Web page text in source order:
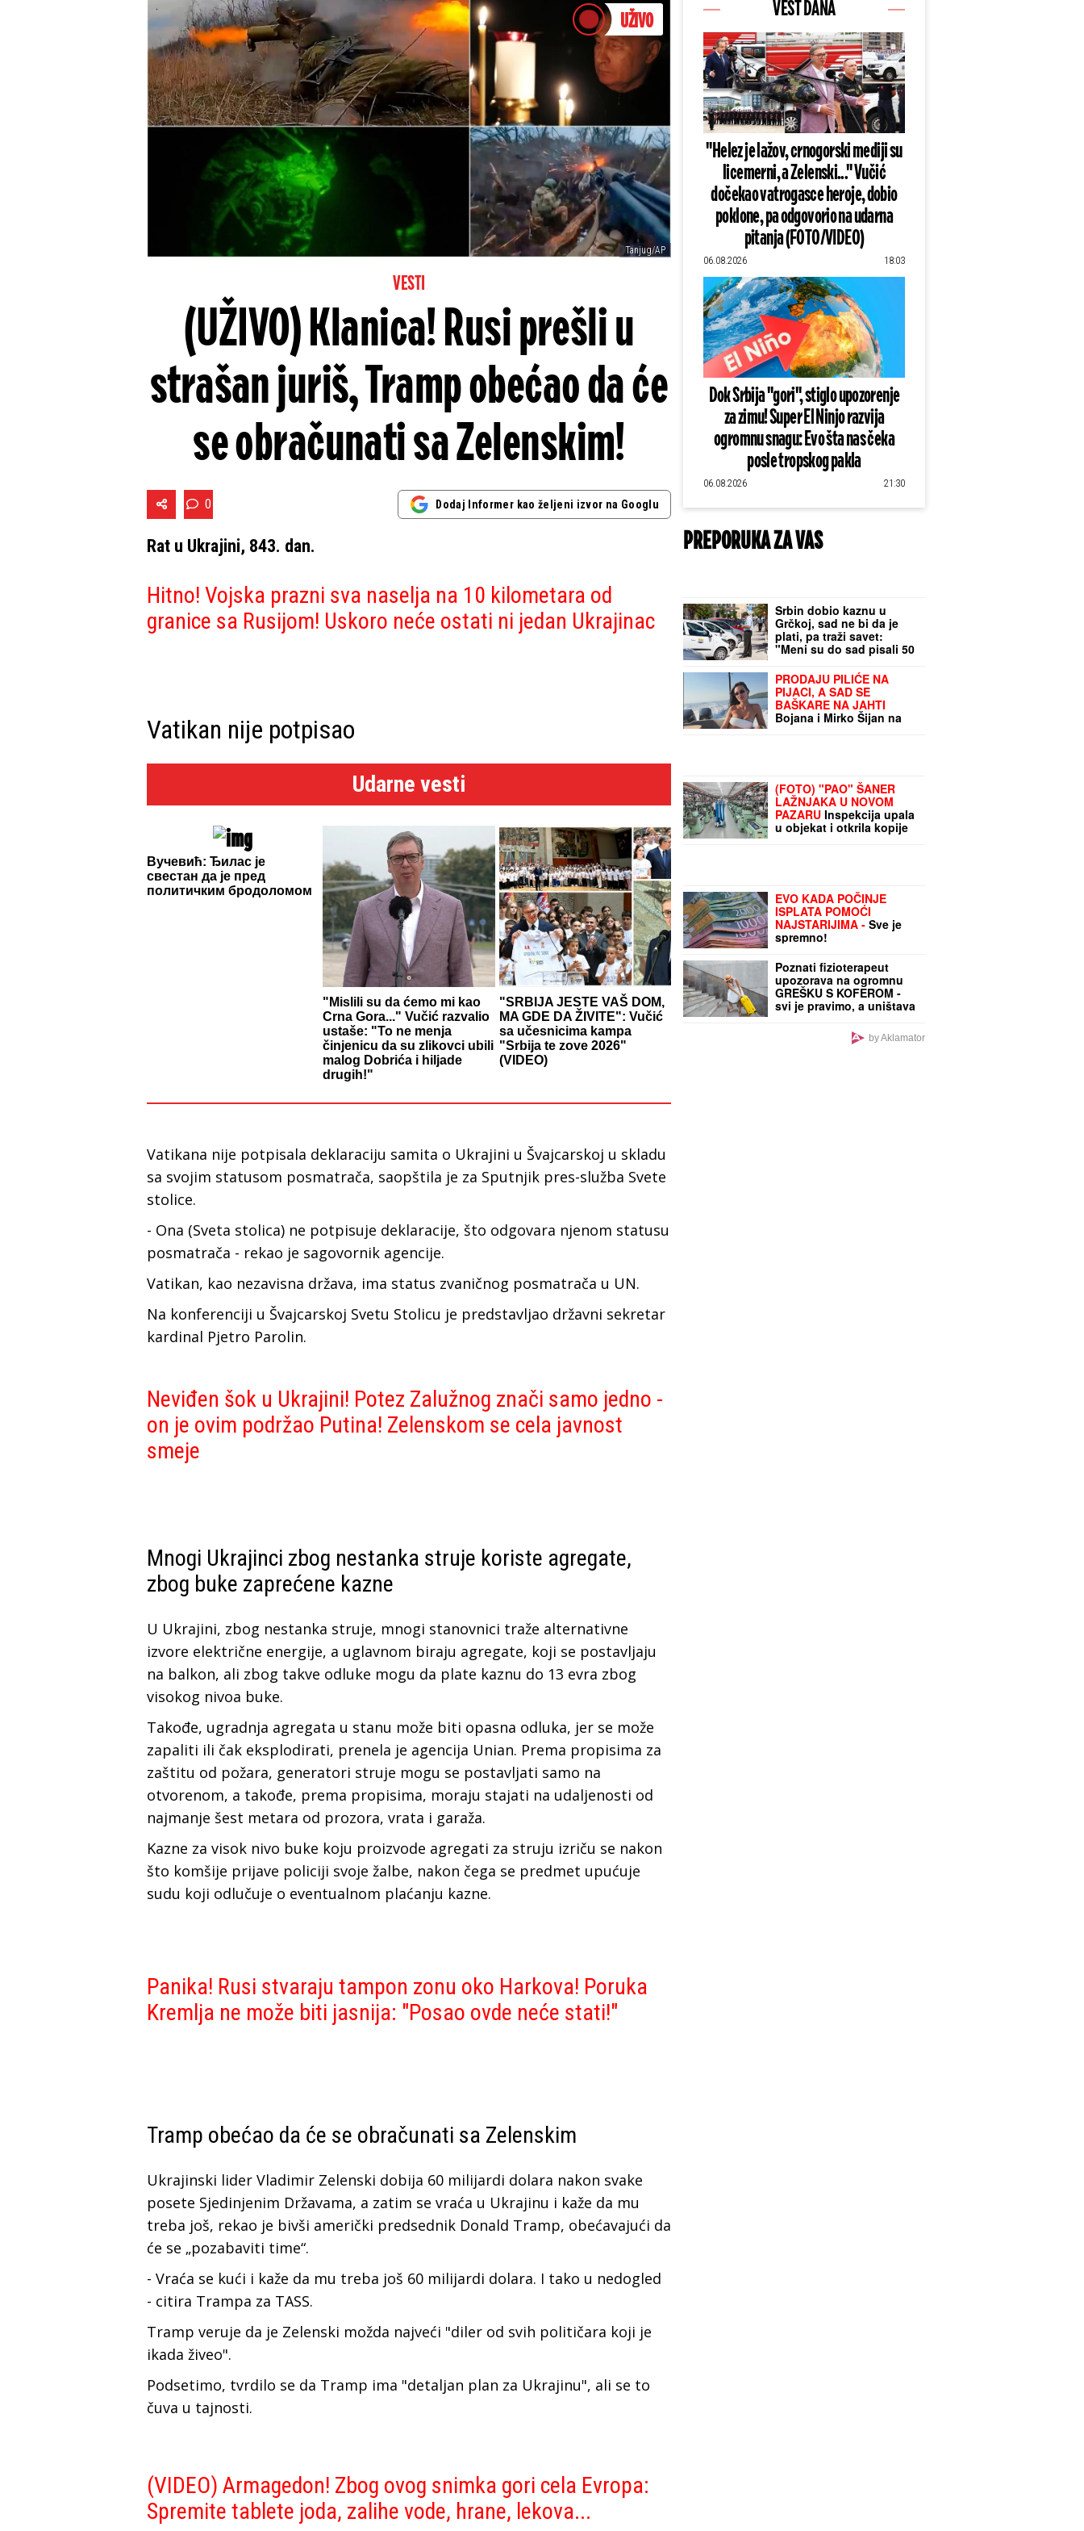
Tanjug/AP
UŽIVO
VESTI
(UŽIVO) Klanica! Rusi prešli u
strašan juriš, Tramp obećao da će
se obračunati sa Zelenskim!
0 Dodaj Informer kao željeni izvor na Googlu
Rat u Ukrajini, 843. dan.
Hitno! Vojska prazni sva naselja na 10 kilometara od
granice sa Rusijom! Uskoro neće ostati ni jedan Ukrajinac
Vatikan nije potpisao
Udarne vesti
Вучевић: Ђилас је
свестан да је пред
политичким бродоломом
"Mislili su da ćemo mi kao
Crna Gora..." Vučić razvalio
ustaše: "To ne menja
činjenicu da su zlikovci ubili
malog Dobrića i hiljade
drugih!"
"SRBIJA JESTE VAŠ DOM,
MA GDE DA ŽIVITE": Vučić
sa učesnicima kampa
"Srbija te zove 2026"
(VIDEO)
Vatikana nije potpisala deklaraciju samita o Ukrajini u Švajcarskoj u skladu
sa svojim statusom posmatrača, saopštila je za Sputnjik pres-služba Svete
stolice.
- Ona (Sveta stolica) ne potpisuje deklaracije, što odgovara njenom statusu
posmatrača - rekao je sagovornik agencije.
Vatikan, kao nezavisna država, ima status zvaničnog posmatrača u UN.
Na konferenciji u Švajcarskoj Svetu Stolicu je predstavljao državni sekretar
kardinal Pjetro Parolin.
Neviđen šok u Ukrajini! Potez Zalužnog znači samo jedno -
on je ovim podržao Putina! Zelenskom se cela javnost
smeje
Mnogi Ukrajinci zbog nestanka struje koriste agregate,
zbog buke zaprećene kazne
U Ukrajini, zbog nestanka struje, mnogi stanovnici traže alternativne
izvore električne energije, a uglavnom biraju agregate, koji se postavljaju
na balkon, ali zbog takve odluke mogu da plate kaznu do 13 evra zbog
visokog nivoa buke.
Takođe, ugradnja agregata u stanu može biti opasna odluka, jer se može
zapaliti ili čak eksplodirati, prenela je agencija Unian. Prema propisima za
zaštitu od požara, generatori struje mogu se postavljati samo na
otvorenom, a takođe, prema propisima, moraju stajati na udaljenosti od
najmanje šest metara od prozora, vrata i garaža.
Kazne za visok nivo buke koju proizvode agregati za struju izriču se nakon
što komšije prijave policiji svoje žalbe, nakon čega se predmet upućuje
sudu koji odlučuje o eventualnom plaćanju kazne.
Panika! Rusi stvaraju tampon zonu oko Harkova! Poruka
Kremlja ne može biti jasnija: "Posao ovde neće stati!"
Tramp obećao da će se obračunati sa Zelenskim
Ukrajinski lider Vladimir Zelenski dobija 60 milijardi dolara nakon svake
posete Sjedinjenim Državama, a zatim se vraća u Ukrajinu i kaže da mu
treba još, rekao je bivši američki predsednik Donald Tramp, obećavajući da
će se „pozabaviti time“.
- Vraća se kući i kaže da mu treba još 60 milijardi dolara. I tako u nedogled
- citira Trampa za TASS.
Tramp veruje da je Zelenski možda najveći "diler od svih političara koji je
ikada živeo".
Podsetimo, tvrdilo se da Tramp ima "detaljan plan za Ukrajinu", ali se to
čuva u tajnosti.
(VIDEO) Armagedon! Zbog ovog snimka gori cela Evropa:
Spremite tablete joda, zalihe vode, hrane, lekova...
VEST DANA
"Helez je lažov, crnogorski mediji su
licemerni, a Zelenski..." Vučić
dočekao vatrogasce heroje, dobio
poklone, pa odgovorio na udarna
pitanja (FOTO/VIDEO)
06.08.2026 18:03
Dok Srbija "gori", stiglo upozorenje
za zimu! Super El Ninjo razvija
ogromnu snagu: Evo šta nas čeka
posle tropskog pakla
06.08.2026 21:30
PREPORUKA ZA VAS
Srbin dobio kaznu u
Grčkoj, sad ne bi da je
plati, pa traži savet:
"Meni su do sad pisali 50
PRODAJU PILIĆE NA
PIJACI, A SAD SE
BAŠKARE NA JAHTI
Bojana i Mirko Šijan na
letovanju, ona pokazala
(FOTO) "PAO" ŠANER
LAŽNJAKA U NOVOM
PAZARU Inspekcija upala
u objekat i otkrila kopije
poznatih marki vredne
EVO KADA POČINJE
ISPLATA POMOĆI
NAJSTARIJIMA - Sve je
spremno!
Poznati fizioterapeut
upozorava na ogromnu
GREŠKU S KOFEROM -
svi je pravimo, a uništava
telo: "Nikada ga ne
nosite tako, to je
KATASTROFA ZA by Aklamator